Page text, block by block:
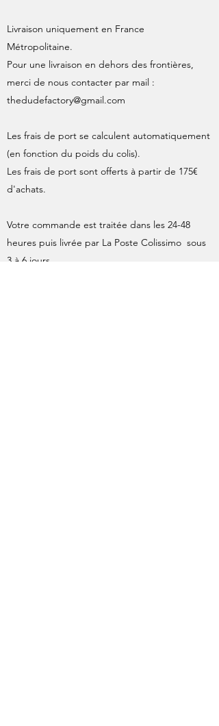
Livraison uniquement en France
Métropolitaine.
Pour une livraison en dehors des frontières,
merci de nous contacter par mail :
thedudefactory@gmail.com
Les frais de port se calculent automatiquement
(en fonction du poids du colis).
Les frais de port sont offerts à partir de 175€
d'achats.
Votre commande est traitée dans les 24-48
heures puis livrée par La Poste Colissimo sous
3 à 6 jours.